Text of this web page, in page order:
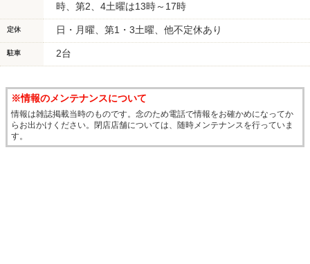
時、第2、4土曜は13時～17時
定休 日・月曜、第1・3土曜、他不定休あり
駐車 2台
※情報のメンテナンスについて
情報は雑誌掲載当時のものです。念のため電話で情報をお確かめになってか
らお出かけください。閉店店舗については、随時メンテナンスを行っていま
す。